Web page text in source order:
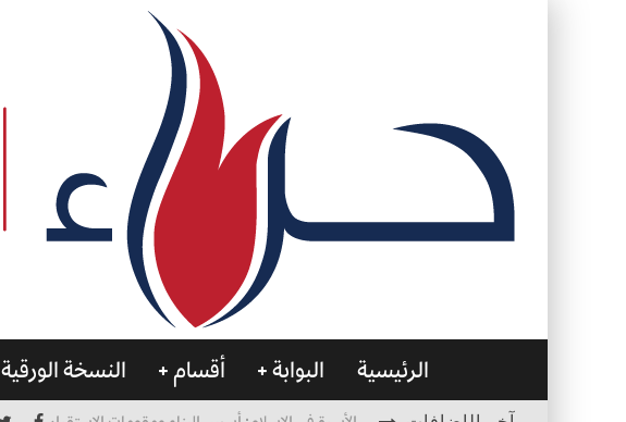
الرئيسية البوابة أقسام النسخة الورقية